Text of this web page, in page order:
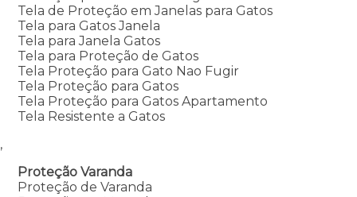
Tela de Proteção em Janelas para Gatos
Tela para Gatos Janela
Tela para Janela Gatos
Tela para Proteção de Gatos
Tela Proteção para Gato Nao Fugir
Tela Proteção para Gatos
Tela Proteção para Gatos Apartamento
Tela Resistente a Gatos
,
Proteção Varanda
Proteção de Varanda